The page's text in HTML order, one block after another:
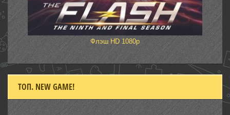
Флэш HD 1080p
ТОП. NEW GAME!